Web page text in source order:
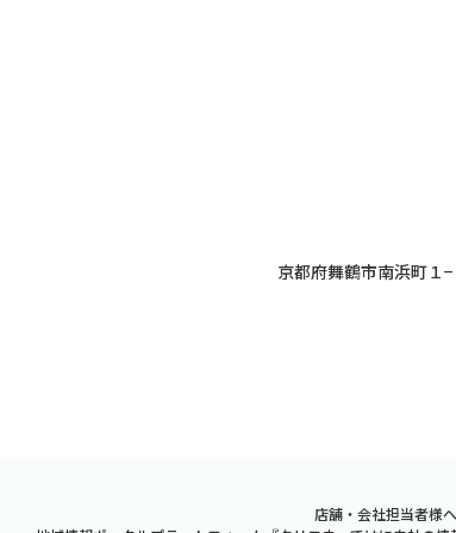
京都府舞鶴市南浜町１
店舗・会社担当者様へ